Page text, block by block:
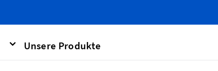
Unsere Produkte